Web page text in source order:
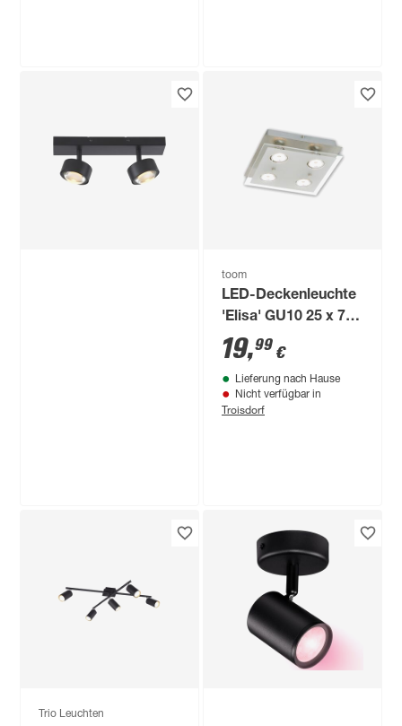
dimmbar 1035 lm
RGB - tunable white
104,99
lm warmweiß 12 x
12,5 x 30 cm
49, 99€
toom
LED-Deckenleuchte
'Elisa' GU10 25 x 7 x
25 cm
19,99 €
Lieferung nach Hause
Nicht verfügbar in
Troisdorf
Trio Leuchten